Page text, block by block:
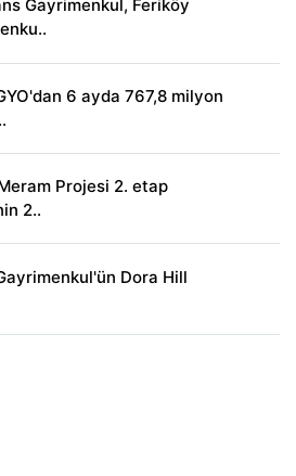
Gayrimenkul, Feriköy
6 ayda 767,8 milyon
Projesi 2. etap
2..
Dora Hill